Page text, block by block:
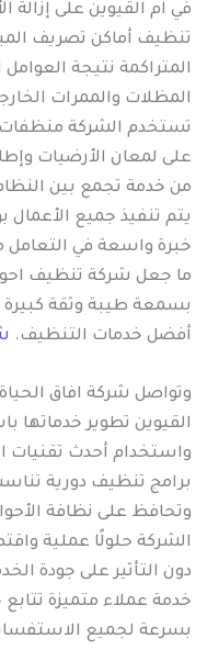
في ام القيوين على
تنظيف أماكن تصريف
المتراكمة نتيجة
المظلات والممرات
تستخدم الشركة
على لمعان الأرضيات
من خدمة تجمع بين
يتم تنفيذ جميع
خبرة واسعة في التعامل
ما جعل شركة تنظيف
بسمعة طيبة وثقة كبيرة
أفضل خدمات التنظيف.
وتواصل شركة افاق
القيوين تطوير خدماتها
واستخدام أحدث تقنيات
برامج تنظيف دورية
وتحافظ على نظافة
الشركة حلولًا عملية
دون التأثير على جودة
خدمة عملاء متميزة
بسرعة لجميع